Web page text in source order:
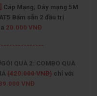
Cáp Mạng, Dây mạng 5M
Bấm sẵn 2 đầu trị
20.000 VNĐ
QUÀ 2: COMBO QUÀ
(420.000 VNĐ) chỉ với
VNĐ